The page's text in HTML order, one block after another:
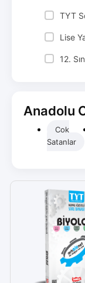
TYT
Lise
12.
Anadolu
Çok
Satanlar